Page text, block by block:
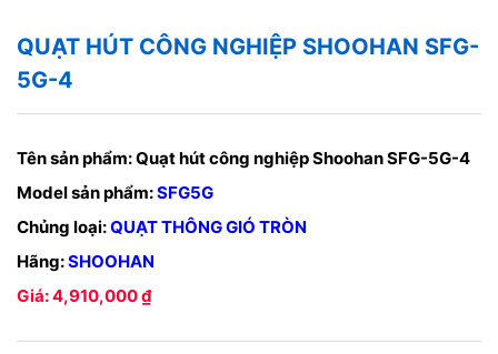
QUẠT HÚT CÔNG NGHIỆP SHOOHAN SFG-
5G-4
Tên sản phẩm:Quạt hút công nghiệp Shoohan SFG-5G-4
Model sản phẩm:SFG5G
Chủng loại:QUẠT THÔNG GIÓ TRÒN
Hãng:SHOOHAN
Giá: 4,910,000 ₫